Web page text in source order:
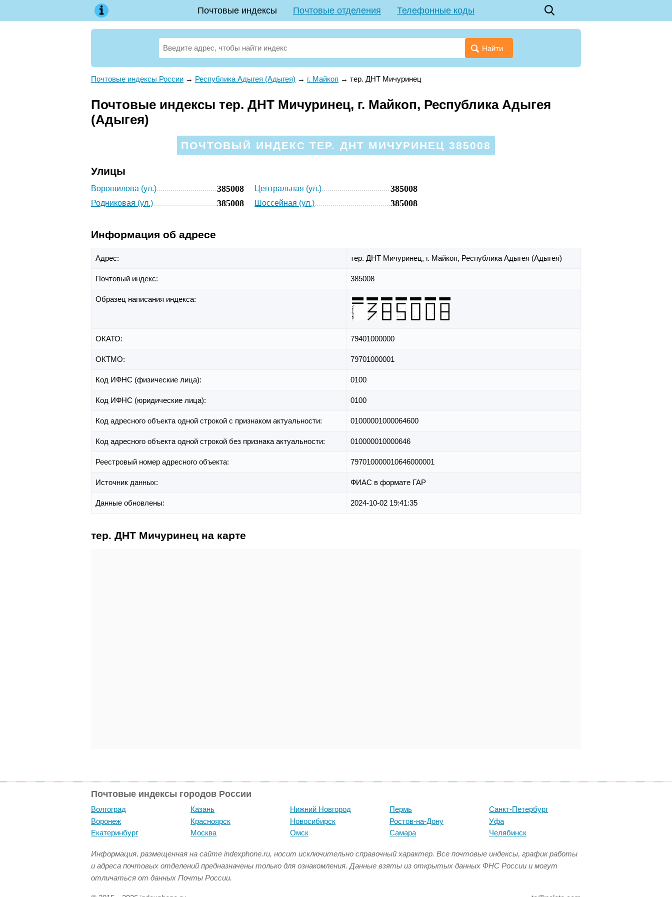
Почтовые индексы Почтовые отделения Телефонные коды
Найти
Почтовые индексы России → Республика Адыгея (Адыгея) → г. Майкоп → тер. ДНТ Мичуринец
Почтовые индексы тер. ДНТ Мичуринец, г. Майкоп, Республика Адыгея
(Адыгея)
ПОЧТОВЫЙ ИНДЕКС ТЕР. ДНТ МИЧУРИНЕЦ 385008
Улицы
Ворошилова (ул.) 385008
Родниковая (ул.) 385008
Центральная (ул.) 385008
Шоссейная (ул.) 385008
Информация об адресе
Адрес: тер. ДНТ Мичуринец, г. Майкоп, Республика Адыгея (Адыгея)
Почтовый индекс: 385008
Образец написания индекса:
ОКАТО: 79401000000
ОКТМО: 79701000001
Код ИФНС (физические лица): 0100
Код ИФНС (юридические лица): 0100
Код адресного объекта одной строкой с признаком актуальности: 01000001000064600
Код адресного объекта одной строкой без признака актуальности: 010000010000646
Реестровый номер адресного объекта: 797010000010646000001
Источник данных: ФИАС в формате ГАР
Данные обновлены: 2024-10-02 19:41:35
тер. ДНТ Мичуринец на карте
Почтовые индексы городов России
Волгоград
Воронеж
Екатеринбург
Казань
Красноярск
Москва
Нижний Новгород
Новосибирск
Омск
Пермь
Ростов-на-Дону
Самара
Санкт-Петербург
Уфа
Челябинск
Информация, размещенная на сайте indexphone.ru, носит исключительно справочный характер. Все почтовые индексы, график работы
и адреса почтовых отделений предназначены только для ознакомления. Данные взяты из открытых данных ФНС России и могут
отличаться от данных Почты России.